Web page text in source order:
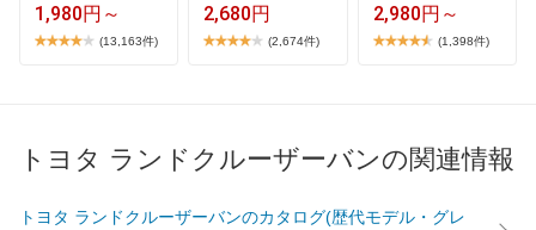
1,980円～
(13,163件)
2,680円
(2,674件)
2,980円～
(1,398件)
トヨタ ランドクルーザーバンの関連情報
トヨタ ランドクルーザーバンのカタログ(歴代モデル・グレ